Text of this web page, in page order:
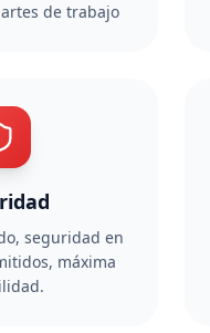
de trabajo
seguridad en
máxima